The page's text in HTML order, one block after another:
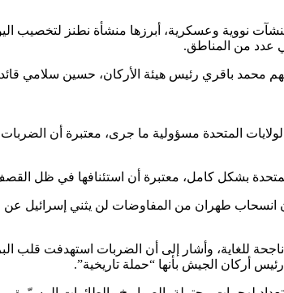
نووية وعسكرية، أبرزها منشأة نطنز لتخصيب
عدد من المناطق.
محمد باقري رئيس هيئة الأركان، حسين سلامي
المتحدة مسؤولية ما جرى، معتبرة أن
بشكل كامل، معتبرة أن استئنافها في ظل
إن انسحاب طهران من المفاوضات لن يثني إسرائيل
للغاية، وأشار إلى أن الضربات استهدفت قلب
أركان الجيش بأنها “حملة تاريخية”.